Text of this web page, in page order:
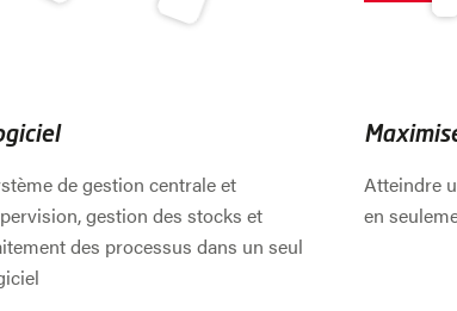
de gestion centrale et
gestion des stocks et
des processus dans un seul
Atteindre
en